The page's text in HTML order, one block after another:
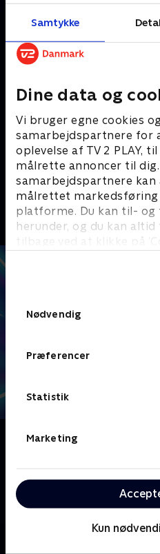
Samtykke
Dine data og
Vi bruger egne cookies
samarbejdspartnere for
oplevelse af TV 2 PLAY,
målrette annoncer til dig.
samarbejdspartnere kan
målrettet markedsføring
platforme. Du kan til- og
herunder, og du kan
tilbage ved at klikke på
Nødvendig
Præferencer
Statistik
Marketing
Kun
Andre så også
Gurli Gris
Børneserier • 4 sæsoner
Om The Twisted Timeline
skolen, men det sender
virkelighedsbøjende eventyr.